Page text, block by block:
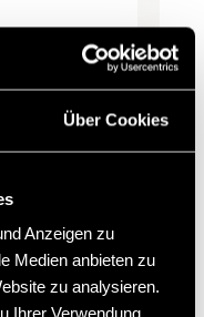
Über Cookies
Anzeigen zu
Medien anbieten zu
zu analysieren.
Ihrer Verwendung
*